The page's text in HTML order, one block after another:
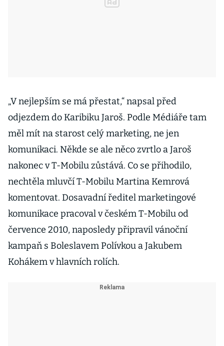
„V nejlepším se má přestat,“ napsal před
odjezdem do Karibiku Jaroš. Podle Médiáře tam
měl mít na starost celý marketing, ne jen
komunikaci. Někde se ale něco zvrtlo a Jaroš
nakonec v T-Mobilu zůstává. Co se přihodilo,
nechtěla mluvčí T-Mobilu Martina Kemrová
komentovat. Dosavadní ředitel marketingové
komunikace pracoval v českém T-Mobilu od
července 2010, naposledy připravil vánoční
kampaň s Boleslavem Polívkou a Jakubem
Kohákem v hlavních rolích.